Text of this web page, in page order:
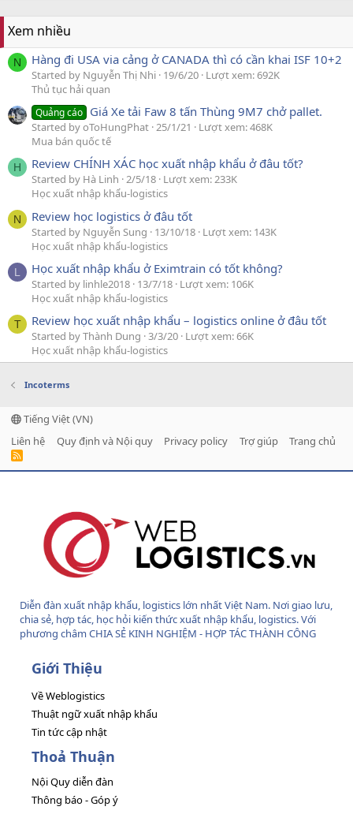
Xem nhiều
N Hàng đi USA via cảng ở CANADA thì có cần khai ISF 10+2
Started by Nguyễn Thị Nhi 19/6/20 Lượt xem: 692K
Thủ tục hải quan
Quảng cáo Giá Xe tải Faw 8 tấn Thùng 9M7 chở pallet.
Started by oToHungPhat 25/1/21
Lượt xem: 468K
Mua bán quốc tế
H Review CHÍNH XÁC học xuất nhập khẩu ở đâu tốt?
Started by Hà Linh 2/5/18 Lượt xem: 233K
Học xuất nhập khẩu-logistics
N Review học logistics ở đâu tốt
Started by Nguyễn Sung 13/10/18 Lượt xem: 143K
Học xuất nhập khẩu-logistics
L Học xuất nhập khẩu ở Eximtrain có tốt không?
Started by linhle2018 13/7/18 Lượt xem: 106K
Học xuất nhập khẩu-logistics
T Review học xuất nhập khẩu – logistics online ở đâu tốt
Started by Thành Dung 3/3/20 Lượt xem: 66K
Học xuất nhập khẩu-logistics
Incoterms
Tiếng Việt (VN)
Liên hệ
Quy định và Nội quy Privacy policy Trợ giúp Trang chủ
R
Diễn đàn xuất nhập khẩu, logistics lớn nhất Việt Nam. Nơi giao lưu,
chia sẻ, hợp tác, học hỏi kiến thức xuất nhập khẩu, logistics. Với
phương châm CHIA SẺ KINH NGHIỆM - HỢP TÁC THÀNH CÔNG
Giới Thiệu
Về Weblogistics
Thuật ngữ xuất nhập khẩu
Tin tức cập nhật
Thoả Thuận
Nội Quy diễn đàn
Thông báo - Góp ý